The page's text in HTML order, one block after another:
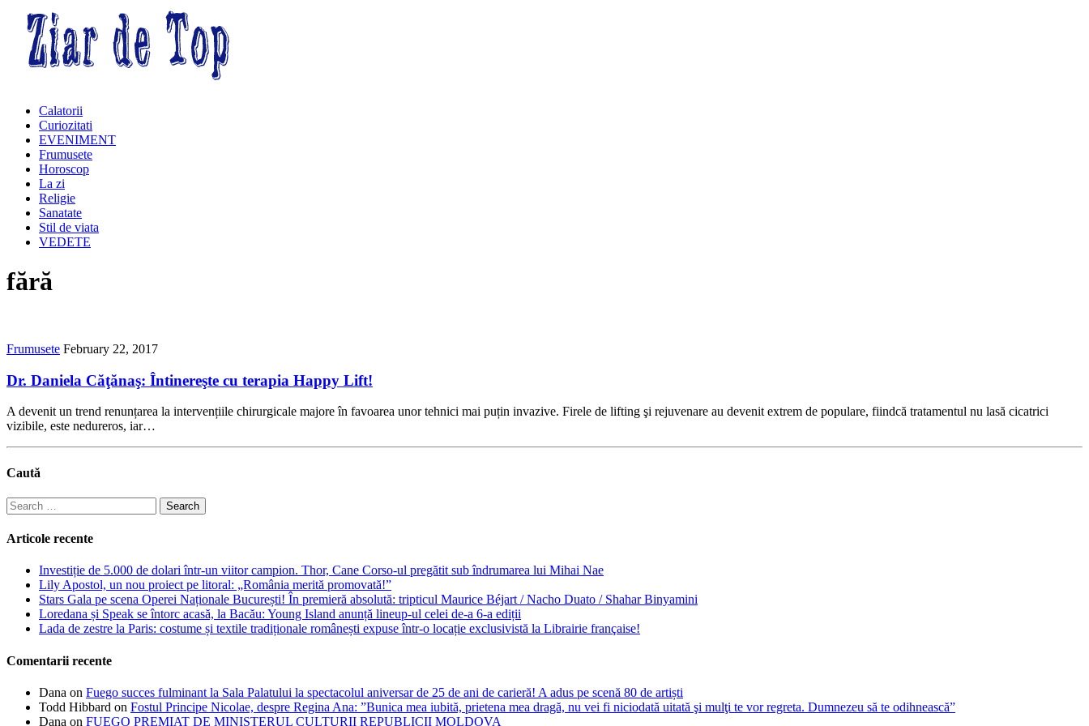
Calatorii
Curiozitati
EVENIMENT
Frumusete
Horoscop
La zi
Religie
Sanatate
Stil de viata
VEDETE
fără
Frumusete February 22, 2017
Dr. Daniela Căţănaş: Întinereşte cu terapia Happy Lift!
A devenit un trend renunțarea la intervențiile chirurgicale majore în favoarea unor tehnici mai puțin invazive. Firele de lifting şi rejuvenare au devenit extrem de populare, fiindcă tratamentul nu lasă cicatrici
vizibile, este nedureros, iar…
Caută
Search
for:
Articole recente
Investiție de 5.000 de dolari într-un viitor campion. Thor, Cane Corso-ul pregătit sub îndrumarea lui Mihai Nae
Lily Apostol, un nou proiect pe litoral: „România merită promovată!”
Stars Gala pe scena Operei Naționale București! În premieră absolută: tripticul Maurice Béjart / Nacho Duato / Shahar Binyamini
Loredana și Speak se întorc acasă, la Bacău: Young Island anunță lineup-ul celei de-a 6-a ediții
Lada de zestre la Paris: costume și textile tradiționale românești expuse într-o locație exclusivistă la Librairie française!
Comentarii recente
Dana on Fuego succes fulminant la Sala Palatului la spectacolul aniversar de 25 de ani de carieră! A adus pe scenă 80 de artiști
Todd Hibbard on Fostul Principe Nicolae, despre Regina Ana: ”Bunica mea iubită, prietena mea dragă, nu vei fi niciodată uitată şi mulţi te vor regreta. Dumnezeu să te odihnească”
Dana on FUEGO PREMIAT DE MINISTERUL CULTURII REPUBLICII MOLDOVA